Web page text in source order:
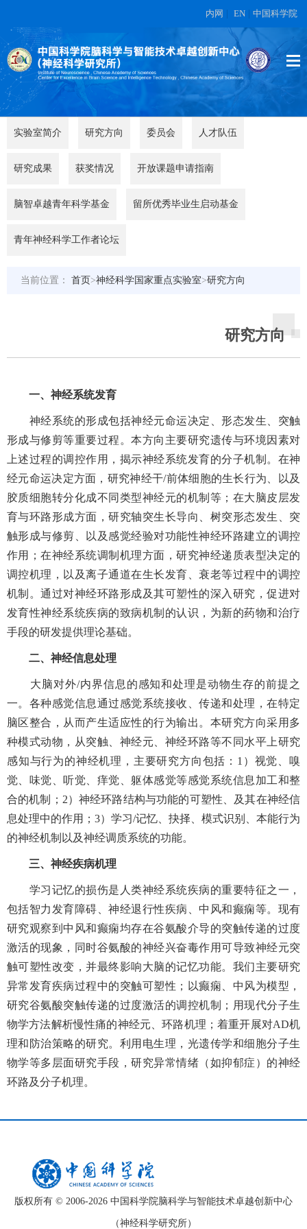
内网 EN 中国科学院
实验室简介 研究方向 委员会 人才队伍
研究成果 获奖情况 开放课题申请指南
脑智卓越青年科学基金 留所优秀毕业生启动基金
青年神经科学工作者论坛
当前位置： 首页>神经科学国家重点实验室>研究方向
研究方向
一、神经系统发育
神经系统的形成包括神经元命运决定、形态发生、突触
形成与修剪等重要过程。本方向主要研究遗传与环境因素对
上述过程的调控作用，揭示神经系统发育的分子机制。在神
经元命运决定方面，研究神经干/前体细胞的生长行为、以及
胶质细胞转分化成不同类型神经元的机制等；在大脑皮层发
育与环路形成方面，研究轴突生长导向、树突形态发生、突
触形成与修剪、以及感觉经验对功能性神经环路建立的调控
作用；在神经系统调制机理方面，研究神经递质表型决定的
调控机理，以及离子通道在生长发育、衰老等过程中的调控
机制。通过对神经环路形成及其可塑性的深入研究，促进对
发育性神经系统疾病的致病机制的认识，为新的药物和治疗
手段的研发提供理论基础。
二、神经信息处理
大脑对外/内界信息的感知和处理是动物生存的前提之
一。各种感觉信息通过感觉系统接收、传递和处理，在特定
脑区整合，从而产生适应性的行为输出。本研究方向采用多
种模式动物，从突触、神经元、神经环路等不同水平上研究
感知与行为的神经机理，主要研究方向包括：1）视觉、嗅
觉、味觉、听觉、痒觉、躯体感觉等感觉系统信息加工和整
合的机制；2）神经环路结构与功能的可塑性、及其在神经信
息处理中的作用；3）学习/记忆、抉择、模式识别、本能行为
的神经机制以及神经调质系统的功能。
三、神经疾病机理
学习记忆的损伤是人类神经系统疾病的重要特征之一，
包括智力发育障碍、神经退行性疾病、中风和癫痫等。现有
研究观察到中风和癫痫均存在谷氨酸介导的突触传递的过度
激活的现象，同时谷氨酸的神经兴奋毒作用可导致神经元突
触可塑性改变，并最终影响大脑的记忆功能。我们主要研究
异常发育疾病过程中的突触可塑性；以癫痫、中风为模型，
研究谷氨酸突触传递的过度激活的调控机制；用现代分子生
物学方法解析慢性痛的神经元、环路机理；着重开展对AD机
理和防治策略的研究。利用电生理，光遗传学和细胞分子生
物学等多层面研究手段，研究异常情绪（如抑郁症）的神经
环路及分子机理。
版权所有 © 2006-2026 中国科学院脑科学与智能技术卓越创新中心
（神经科学研究所）